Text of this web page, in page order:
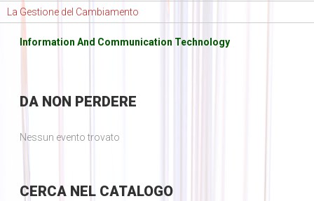
La Gestione del Cambiamento
Information And Communication Technology
DANON PERDERE
Nessun evento trovato
CERCANEL CATALOGO